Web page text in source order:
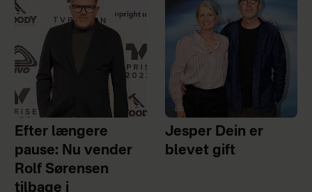
Efter længere
pause: Nu vender
Rolf Sørensen
tilbage i
Jesper Dein er
blevet gift